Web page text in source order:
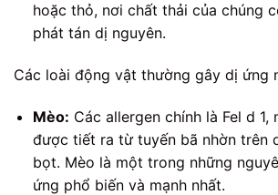
hoặc thỏ, nơi chất thải của chúng
phát tán dị nguyên.
Các loài động vật thường gây dị ứng
Mèo: Các allergen chính là Fel d
được tiết ra từ tuyến bã nhờn trên
bọt. Mèo là một trong những
ứng phổ biến và mạnh nhất.